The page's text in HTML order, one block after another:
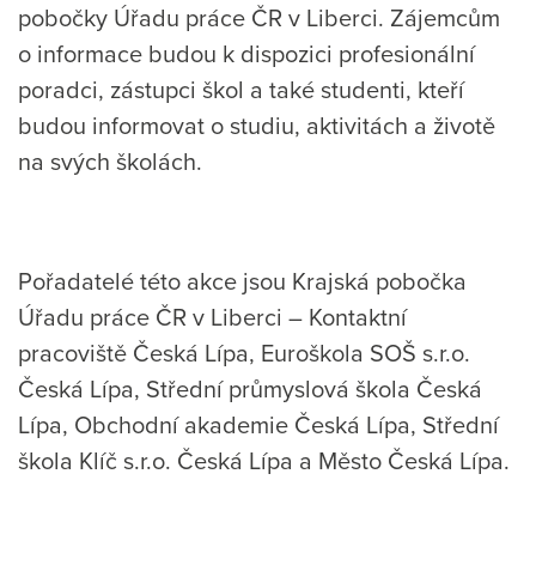
pobočky Úřadu práce ČR v Liberci. Zájemcům
o informace budou k dispozici profesionální
poradci, zástupci škol a také studenti, kteří
budou informovat o studiu, aktivitách a životě
na svých školách.
Pořadatelé této akce jsou Krajská pobočka
Úřadu práce ČR v Liberci – Kontaktní
pracoviště Česká Lípa, Euroškola SOŠ s.r.o.
Česká Lípa, Střední průmyslová škola Česká
Lípa, Obchodní akademie Česká Lípa, Střední
škola Klíč s.r.o. Česká Lípa a Město Česká Lípa.